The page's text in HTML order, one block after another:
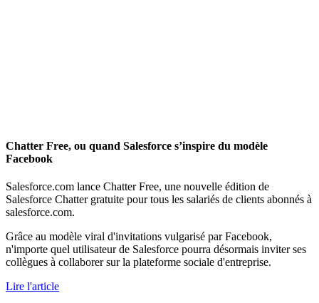
Chatter Free, ou quand Salesforce s’inspire du modèle
Facebook
Salesforce.com lance Chatter Free, une nouvelle édition de
Salesforce Chatter gratuite pour tous les salariés de clients abonnés à
salesforce.com.
Grâce au modèle viral d'invitations vulgarisé par Facebook,
n'importe quel utilisateur de Salesforce pourra désormais inviter ses
collègues à collaborer sur la plateforme sociale d'entreprise.
Lire l'article